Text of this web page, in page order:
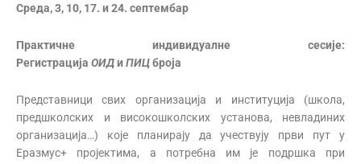
Среда, 3, 10, 17. и 24. септембар
Практичне индивидуалне сесије:
Регистрација ОИДиПИЦброја
Представници свих организација и институција (школа,
предшколских и високошколских установа, невладиних
организација…) које планирају да учествују први пут у
Еразмус+ пројектима, а потребна им је подршка при